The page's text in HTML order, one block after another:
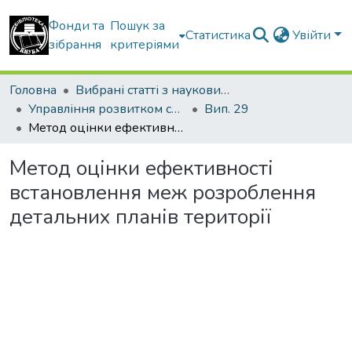
Фонди та
зібрання
Пошук за
критеріями
Статистика Увійти
Головна
Вибрані статті з наукових збірників КНУБА
Управління розвитком складних систем
Вип. 29
Метод оцінки ефективності встановлення меж розроблення детальних планів території
Метод оцінки ефективності
встановлення меж розроблення
детальних планів території